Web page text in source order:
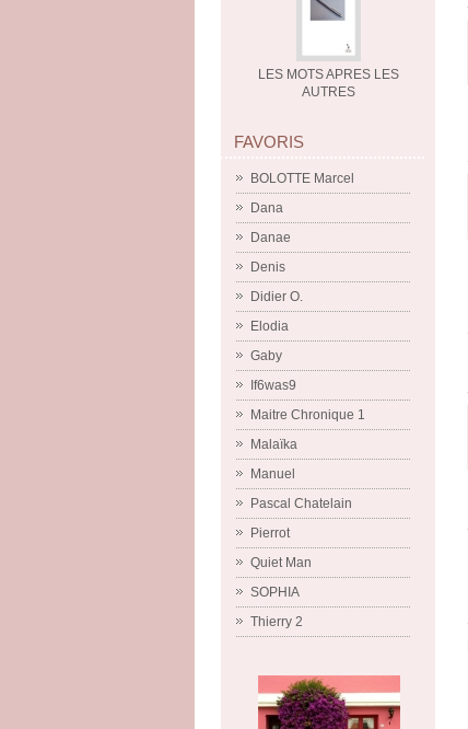
LES MOTS APRES LES
AUTRES
FAVORIS
BOLOTTE Marcel
Dana
Danae
Denis
Didier O.
Elodia
Gaby
If6was9
Maitre Chronique 1
Malaïka
Manuel
Pascal Chatelain
Pierrot
Quiet Man
SOPHIA
Thierry 2